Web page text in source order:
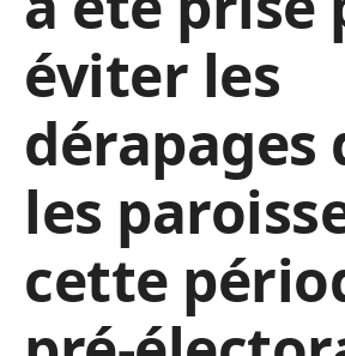
éviter les
dérapages
les
cette